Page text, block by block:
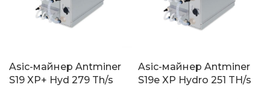
Asic-майнер Antminer
S19 XP+ Hyd 279 Th/s
Asic-майнер Antminer
S19e XP Hydro 251 TH/s